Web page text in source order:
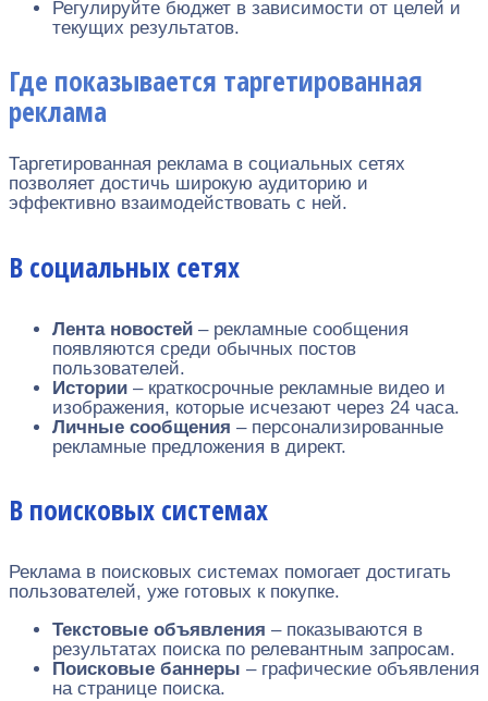
Регулируйте бюджет в зависимости от целей и
текущих результатов.
Где показывается таргетированная
реклама
Таргетированная реклама в социальных сетях
позволяет достичь широкую аудиторию и
эффективно взаимодействовать с ней.
В социальных сетях
Лента новостей – рекламные сообщения
появляются среди обычных постов
пользователей.
Истории – краткосрочные рекламные видео и
изображения, которые исчезают через 24 часа.
Личные сообщения – персонализированные
рекламные предложения в директ.
В поисковых системах
Реклама в поисковых системах помогает достигать
пользователей, уже готовых к покупке.
Текстовые объявления – показываются в
результатах поиска по релевантным запросам.
Поисковые баннеры – графические объявления
на странице поиска.